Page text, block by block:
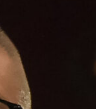
per il Bari: la
della Juve
De Laurentiis:
serio,